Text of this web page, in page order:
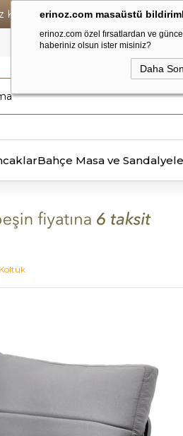
erinoz.com masaüstü
erinoz.com özel fırsatlardan ve
haberiniz olsun ister misiniz?
Daha
Kargo • Vade Farksız 6
Bahçe Masa ve